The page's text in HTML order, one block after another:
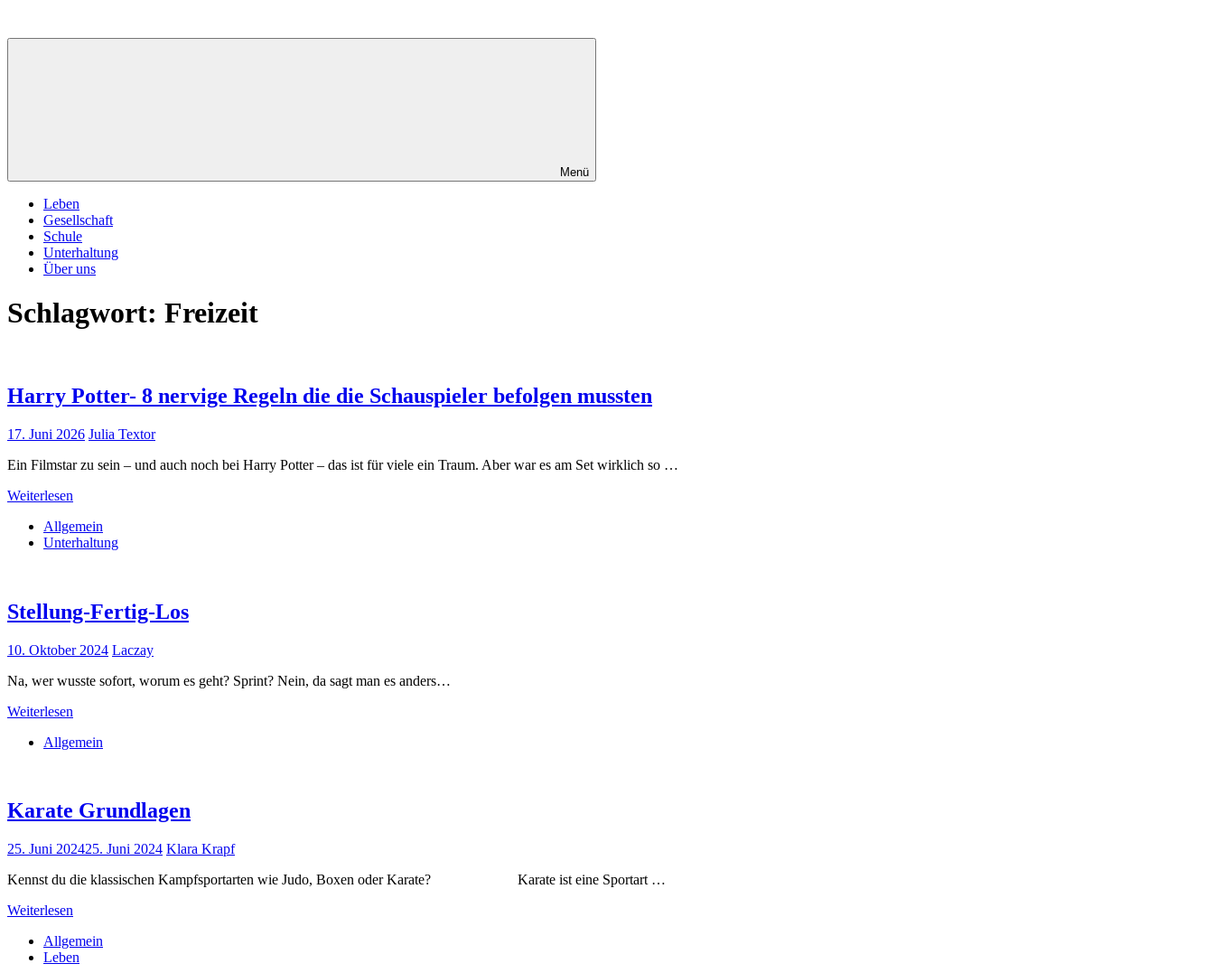
Menü
Leben
Gesellschaft
Schule
Unterhaltung
Über uns
Schlagwort: Freizeit
Harry Potter- 8 nervige Regeln die die Schauspieler befolgen mussten
17. Juni 2026 Julia Textor
Ein Filmstar zu sein – und auch noch bei Harry Potter – das ist für viele ein Traum. Aber war es am Set wirklich so …
Weiterlesen
Allgemein
Unterhaltung
Stellung-Fertig-Los
10. Oktober 2024 Laczay
Na, wer wusste sofort, worum es geht? Sprint? Nein, da sagt man es anders…
Weiterlesen
Allgemein
Karate Grundlagen
25. Juni 202425. Juni 2024 Klara Krapf
Kennst du die klassischen Kampfsportarten wie Judo, Boxen oder Karate? Karate ist eine Sportart …
Weiterlesen
Allgemein
Leben